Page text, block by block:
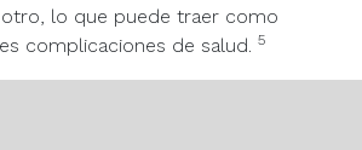
lo que puede traer como
complicaciones de salud. 5